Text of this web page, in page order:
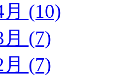
(10)
月 (7)
月 (7)